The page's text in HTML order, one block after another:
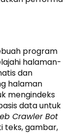
program
halaman-
dan
halaman
mengindeks
data untuk
Crawler Bot
teks, gambar,